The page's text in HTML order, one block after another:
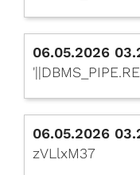
06.05.2026
06.05.2026
zVLlxM37